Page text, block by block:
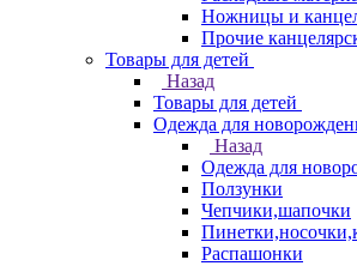
Ножницы и
Прочие
Товары для детей
Назад
Товары для детей
Одежда для
Назад
Одежда для
Ползунки
Чепчики,шапочки
Распашонки